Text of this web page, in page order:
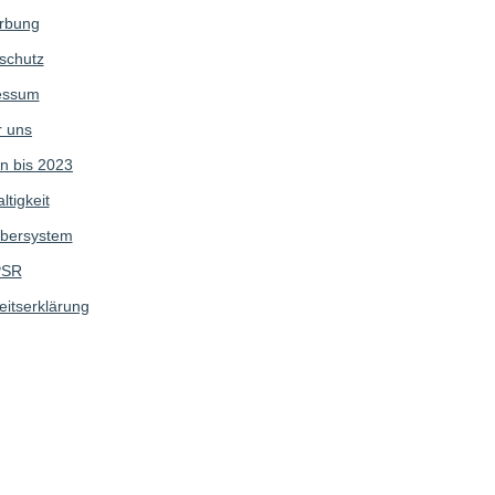
uns
bis 2023